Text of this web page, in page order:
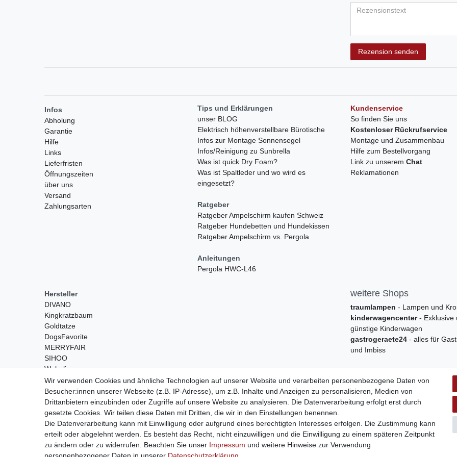
Rezension senden
Infos
Abholung
Garantie
Hilfe
Links
Lieferfristen
Öffnungszeiten
über uns
Versand
Zahlungsarten
Tips und Erklärungen
unser BLOG
Elektrisch höhenverstellbare Bürotische
Infos zur Montage Sonnensegel
Infos/Reinigung zu Sunbrella
Was ist quick Dry Foam?
Was ist Spaltleder und wo wird es
eingesetzt?
Ratgeber
Ratgeber Ampelschirm kaufen Schweiz
Ratgeber Hundebetten und Hundekissen
Ratgeber Ampelschirm vs. Pergola
Anleitungen
Pergola HWC-L46
Kundenservice
So finden Sie uns
Kostenloser Rückrufservice
Montage und Zusammenbau
Hilfe zum Bestellvorgang
Link zu unserem Chat
Reklamationen
Hersteller
DIVANO
Kingkratzbaum
Goldtatze
DogsFavorite
MERRYFAIR
SIHOO
Wohnling
weitere Shops
traumlampen - Lampen und
kinderwagencenter- Exklusive
günstige Kinderwagen
gastrogeraete24 - alles für
und Imbiss
Wir verwenden Cookies und ähnliche Technologien auf unserer Website und verarbeiten personenbezogene Daten von
Besucher:innen unserer Webseite (z.B. IP-Adresse), um z.B. Inhalte und Anzeigen zu personalisieren, Medien von
Drittanbietern einzubinden oder Zugriffe auf unsere Website zu analysieren. Die Datenverarbeitung erfolgt erst durch
gesetzte Cookies. Wir teilen diese Daten mit Dritten, die wir in den Einstellungen benennen.
Die Datenverarbeitung kann mit Einwilligung oder aufgrund eines berechtigten Interesses erfolgen. Die Zustimmung kann
erteilt oder abgelehnt werden. Es besteht das Recht, nicht einzuwilligen und die Einwilligung zu einem späteren Zeitpunkt
zu ändern oder zu widerrufen. Beachten Sie unser Impressum und weitere Hinweise zur Verwendung
Widerrufs­recht Widerrufs­formular Impressum Daten­schutz­erklärung